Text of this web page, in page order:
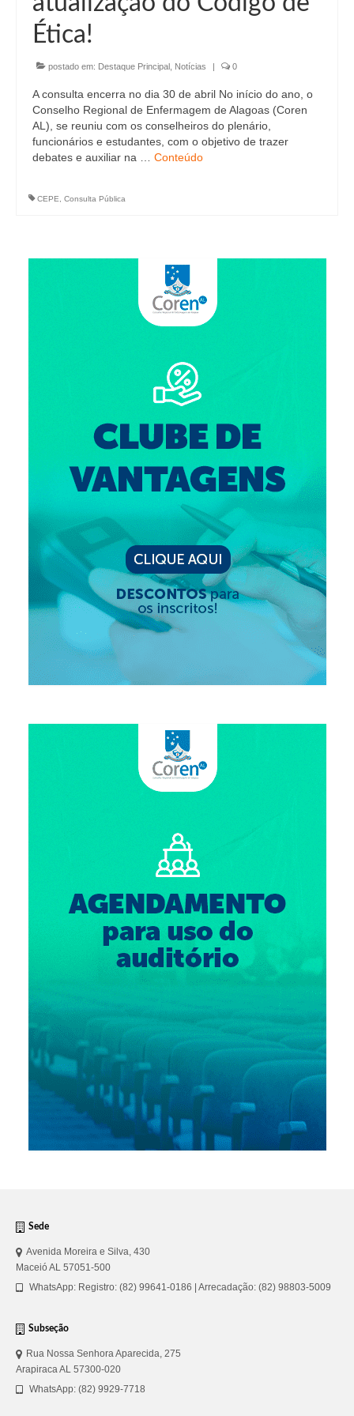
Editais e licitação
Eleições
Fiscalização
Responsabilidade Técnica
Legislações
Decisões
Portarias
Desagravo Público
Processos Éticos
Censura Pública
Suspensão do Exercício Profissional
Procedimento para registro
Valores dos serviços
Reserva de auditório
Notícias
Ouvidoria
Contatos
Fale Conosco
NEP
Ética!
postado em: Destaque Principal Notícias | 0
A consulta encerra no dia 30 de abril No início do ano, o
Conselho Regional de Enfermagem de Alagoas (Coren
AL), se reuniu com os conselheiros do plenário,
funcionários e estudantes, com o objetivo de trazer
debates e auxiliar na … Conteúdo
CEPE Consulta Pública
Sede
Avenida Moreira e Silva, 430
Maceió AL 57051-500
WhatsApp: Registro: (82) 99641-0186 | Arrecadação: (82) 98803-5009
Subseção
Rua Nossa Senhora Aparecida, 275
Arapiraca AL 57300-020
WhatsApp: (82) 9929-7718